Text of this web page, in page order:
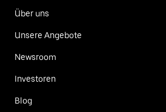
Über uns
Unsere Angebote
Newsroom
Investoren
Blog